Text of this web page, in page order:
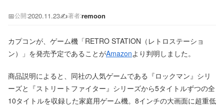
📅公開:2020.11.23✍️著者:remoon
カプコンが、ゲーム機「RETRO STATION（レトロステーショ
ン）」を発売予定であることがAmazonより判明しました。
商品説明によると、同社の人気ゲームである『ロックマン』シリ
ーズと『ストリートファイター』シリーズから5タイトルずつの全
10タイトルを収録した家庭用ゲーム機。8インチの大画面に超重低